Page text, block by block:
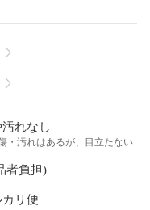
れなし
・汚れはあるが、目立たない
者負担)
リ便